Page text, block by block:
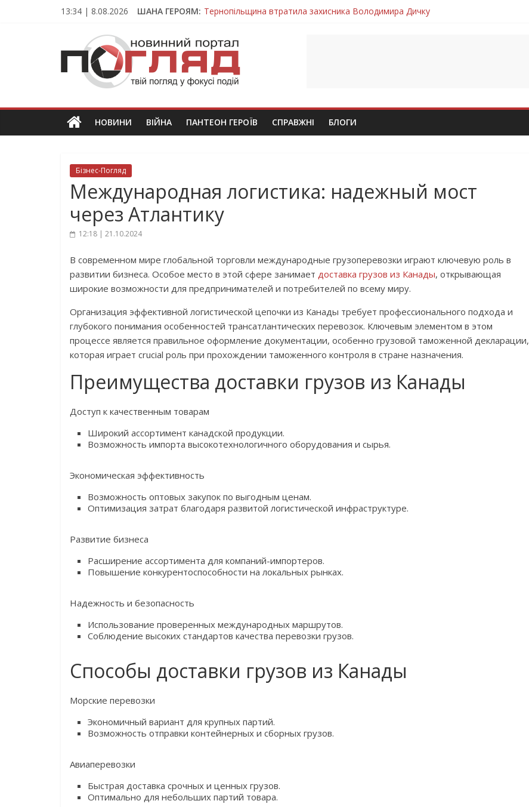
13:34 | 8.08.2026 ШАНА ГЕРОЯМ: Тернопільщина втратила захисника Володимира Дичку
На війні загинув молодий захисник Дмитро Березко з Тернопільщини
Тернопільщина втратила захисника Володимира Вельму
Тернопільщина втратила молодого захисника Андрія Іскоростенського
ПОГЛЯД
Новини
Тернополя.
новини
та
НОВИНИ ВІЙНА ПАНТЕОН ГЕРОЇВ СПРАВЖНІ БЛОГИ
Бізнес-Погляд
Международная логистика: надежный мост
через Атлантику
12:18 | 21.10.2024
В современном мире глобальной торговли международные грузоперевозки играют ключевую роль в
развитии бизнеса. Особое место в этой сфере занимает доставка грузов из Канады, открывающая
широкие возможности для предпринимателей и потребителей по всему миру.
Организация эффективной логистической цепочки из Канады требует профессионального подхода и
глубокого понимания особенностей трансатлантических перевозок. Ключевым элементом в этом
процессе является правильное оформление документации, особенно грузовой таможенной декларации,
которая играет crucial роль при прохождении таможенного контроля в стране назначения.
Преимущества доставки грузов из Канады
Доступ к качественным товарам
Широкий ассортимент канадской продукции.
Возможность импорта высокотехнологичного оборудования и сырья.
Экономическая эффективность
Возможность оптовых закупок по выгодным ценам.
Оптимизация затрат благодаря развитой логистической инфраструктуре.
Развитие бизнеса
Расширение ассортимента для компаний-импортеров.
Повышение конкурентоспособности на локальных рынках.
Надежность и безопасность
Использование проверенных международных маршрутов.
Соблюдение высоких стандартов качества перевозки грузов.
Способы доставки грузов из Канады
Морские перевозки
Экономичный вариант для крупных партий.
Возможность отправки контейнерных и сборных грузов.
Авиаперевозки
Быстрая доставка срочных и ценных грузов.
Оптимально для небольших партий товара.